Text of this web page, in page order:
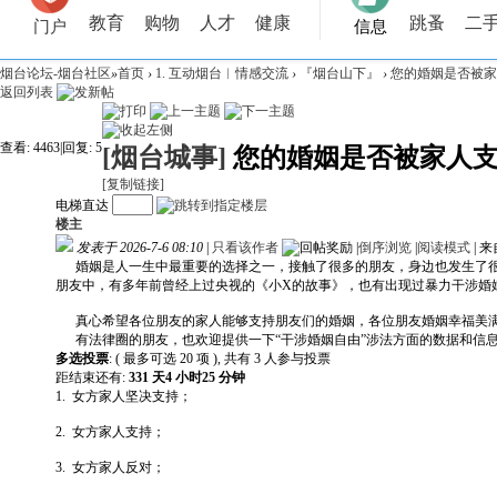
门户
教育
购物 人才 健康 信息
跳蚤
二
烟台论坛-烟台社区»首页 › 1. 互动烟台︱情感交流 › 『烟台山下』 › 您的婚姻是否被
返回列表
查看: 4463 回复: 5[烟台城事] 您的婚姻是否被家人
[复制链接]
电梯直达
楼主
发表于 2026-7-6 08:10
只看该作者 倒序浏览 阅读模式 来
婚姻是人一生中最重要的选择之一，接触了很多的朋友，身边也发生了
朋友中，有多年前曾经上过央视的《小X的故事》，也有出现过暴力干涉
真心希望各位朋友的家人能够支持朋友们的婚姻，各位朋友婚姻幸福美
有法律圈的朋友，也欢迎提供一下“干涉婚姻自由”涉法方面的数据和信
多选投票: ( 最多可选 20 项 ), 共有 3 人参与投票
距结束还有: 331 天4 小时25 分钟
1. 女方家人坚决支持；
2. 女方家人支持；
3. 女方家人反对；